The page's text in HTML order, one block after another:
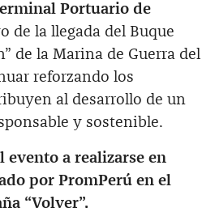
Portuario de
de la llegada del Buque
de la Marina de Guerra del
reforzando los
al desarrollo de un
y sostenible.
evento a realizarse en
por PromPerú en el
“Volver”.